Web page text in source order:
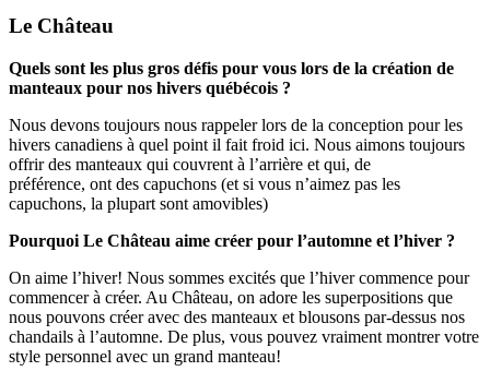
Le Château
Quels sont les plus gros défis pour vous lors de la création de
manteaux pour nos hivers québécois ?
Nous devons toujours nous rappeler lors de la conception pour les
hivers canadiens à quel point il fait froid ici. Nous aimons toujours
offrir des manteaux qui couvrent à l’arrière et qui, de
préférence, ont des capuchons (et si vous n’aimez pas les
capuchons, la plupart sont amovibles)
Pourquoi Le Château aime créer pour l’automne et l’hiver ?
On aime l’hiver! Nous sommes excités que l’hiver commence pour
commencer à créer. Au Château, on adore les superpositions que
nous pouvons créer avec des manteaux et blousons par-dessus nos
chandails à l’automne. De plus, vous pouvez vraiment montrer votre
style personnel avec un grand manteau!